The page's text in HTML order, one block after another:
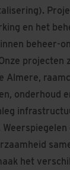
en het
beheer-
projecten
Almere,
onderhoud
het